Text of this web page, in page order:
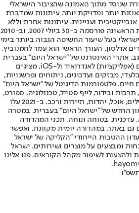
שנוסד מתוך האמונה שהציבור הישראלי
יותר ומדויקת יותר. עיתונות שמדברת
ועניינית. עיתונות אחרת וללא
תשלום. המהדורה המודפסת הראשונה פורסמה ב-30 ביולי 2007, וב-2010
בעל שיעור החשיפה הגבוה ביותר בימי
אדלסון. העורך הראשי הוא עמר לחמנוביץ,
אתרי האינטרנט של "ישראל היום" בעברית
ובאנגלית, כמו כן היישומונים (אפליקציות) לאנדרואיד ול-iOS, מציגים
מבזקים ועדכונים, ניתוחים ופרשנויות,
חיים. פלטפורמות הדיגיטל של "ישראל היום"
ובידור, לייף סטייל, טכנולוגיה, ספורט,
כלכלה וצרכנות, בריאות, חיילים, אוכל, יהדות, תיירות ורכב. ב-2021 עלו
החדש של "ישראל היום" בעברית, במטרה
עדכנית, בטוחה ונוחה. תכני המהדורה
גם באתר, במהדורה יומית מקוונת, ואפשר
ההטבות הייחודי "הקליקה של ישראל
ומבצעים על מוצרים ושירותים. ישראל
ולהצעות לשיפור מקהל הקוראים. פנו אלינו